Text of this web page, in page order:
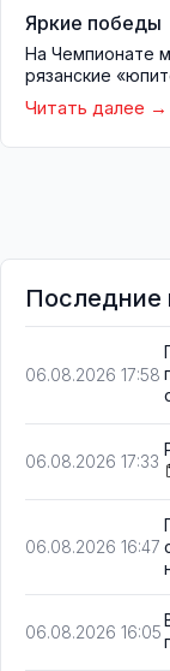
Яркие победы
На Чемпионате
рязанские
Читать далее
Последние
06.08.2026 17:58
06.08.2026 17:33
06.08.2026 16:47
06.08.2026 16:05